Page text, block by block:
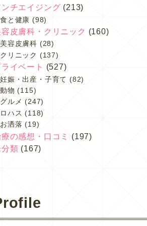
チエイジング (213)
食と健康 (98)
皮膚科・クリニック (160)
美容皮膚科 (28)
クリニック (137)
イベート (527)
妊娠・出産・子育て (82)
動物 (115)
グルメ (247)
ロハス (118)
お洒落 (19)
の感想・口コミ
(197)
類 (167)